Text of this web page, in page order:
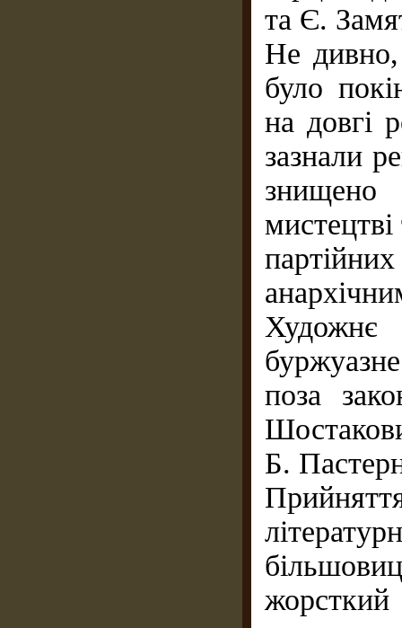
та Є.
Не
було
на довгі
зазнали
Художнє
поза
Б.